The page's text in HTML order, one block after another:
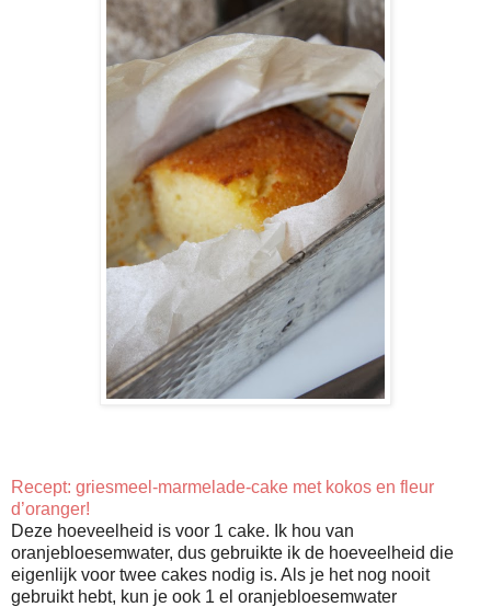
Recept: griesmeel-marmelade-cake met kokos en fleur
d’oranger!
Deze hoeveelheid is voor 1 cake. Ik hou van
oranjebloesemwater, dus gebruikte ik de hoeveelheid die
eigenlijk voor twee cakes nodig is. Als je het nog nooit
gebruikt hebt, kun je ook 1 el oranjebloesemwater